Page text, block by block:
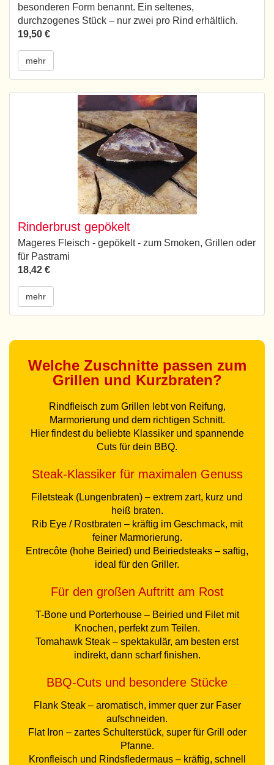
besonderen Form benannt. Ein seltenes,
durchzogenes Stück – nur zwei pro Rind erhältlich.
19,50 €
mehr
Rinderbrust gepökelt
Mageres Fleisch - gepökelt - zum Smoken, Grillen oder
für Pastrami
18,42 €
mehr
Welche Zuschnitte passen zum
Grillen und Kurzbraten?
Rindfleisch zum Grillen lebt von Reifung,
Marmorierung und dem richtigen Schnitt.
Hier findest du beliebte Klassiker und spannende
Cuts für dein BBQ.
Steak-Klassiker für maximalen Genuss
Filetsteak (Lungenbraten) – extrem zart, kurz und
heiß braten.
Rib Eye / Rostbraten – kräftig im Geschmack, mit
feiner Marmorierung.
Entrecôte (hohe Beiried) und Beiriedsteaks – saftig,
ideal für den Griller.
Für den großen Auftritt am Rost
T-Bone und Porterhouse – Beiried und Filet mit
Knochen, perfekt zum Teilen.
Tomahawk Steak – spektakulär, am besten erst
indirekt, dann scharf finishen.
BBQ-Cuts und besondere Stücke
Flank Steak – aromatisch, immer quer zur Faser
aufschneiden.
Flat Iron – zartes Schulterstück, super für Grill oder
Pfanne.
Kronfleisch und Rindsfledermaus – kräftig, schnell